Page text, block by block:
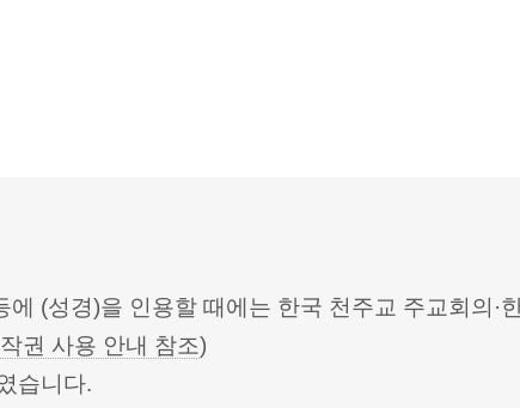
(성경)을 인용할 때에는 한국 천주교 주교회의·
권 사용 안내 참조)
습니다.